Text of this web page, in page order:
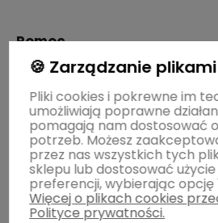
Pomoc
Moje konto
Płatności i dostawa
Informacje
🍪 Zarządzanie
Pliki cookies i pokrewne im
umożliwiają poprawne
pomagają nam dostosować
potrzeb. Możesz
przez nas wszystkich tych
sklepu lub dostosować
preferencji, wybierając opcję
Więcej o plikach cookies
Polityce prywatności.